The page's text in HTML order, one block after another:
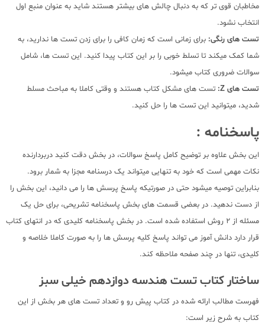
مخاطبان قوی تر که به دنبال چالش های بیشتر هستند شاید به عنوان منبع اول
انتخاب نشود.
تست های رنگی: برای زمانی است که زمان کافی را برای زدن تست ها ندارید، به
شما کمک میکند تا تسلط خوبی را بر این کتاب پیدا کنید. این تست ها، شامل
سوالات ضروری کتاب میشود.
تست های Z:
تست های مشکل کتاب هستند و وقتی کاملا به مباحث مسلط
شدید، میتوانید این تست ها را حل کنید.
پاسخنامه :
این بخش علاوه بر توضیح کامل پاسخ سوالات، در بخش دقت کنید دربردارنده
نکات مهمی است که خود به تنهایی میتواند یک درسنامه مجزا به شمار برود.
بنابراین توصیه میشود حتی در صورتیکه پاسخ پرسش ها را می دانید، این بخش را
از دست ندهید. در بعضی قسمت های بخش پاسخنامه تشریحی، برای حل یک
مسئله از 2 روش استفاده شده است. در بخش پاسخنامه کلیدی که در انتهای کتاب
قرار دارد دانش آموز می تواند پاسخ کلیه پرسش ها را به صورت کاملا خلاصه و
کلیدی، تنها در چند صفحه ملاحظه کند.
ساختار کتاب تست هندسه دوازدهم خیلی سبز
فهرست مطالب ارائه شده در کتاب پیش رو و تعداد تست های هر بخش از این
کتاب به شرح زیر است: